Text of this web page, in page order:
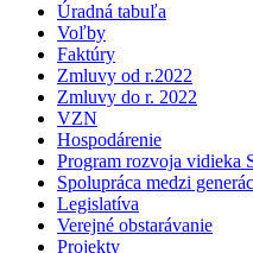
Úradná tabuľa
Voľby
Faktúry
Zmluvy od r.2022
Zmluvy do r. 2022
VZN
Hospodárenie
Program rozvoja vidieka
Spolupráca medzi
Legislatíva
Verejné obstarávanie
Projekty